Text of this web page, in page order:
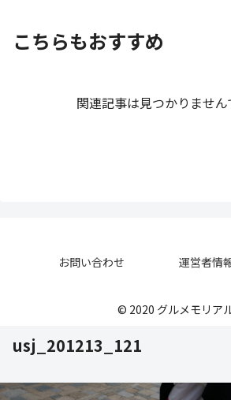
こちらもおすすめ
関連記事は見つかりません
お問い合わせ
運営者情
© 2020 グルメモリア
usj_201213_121